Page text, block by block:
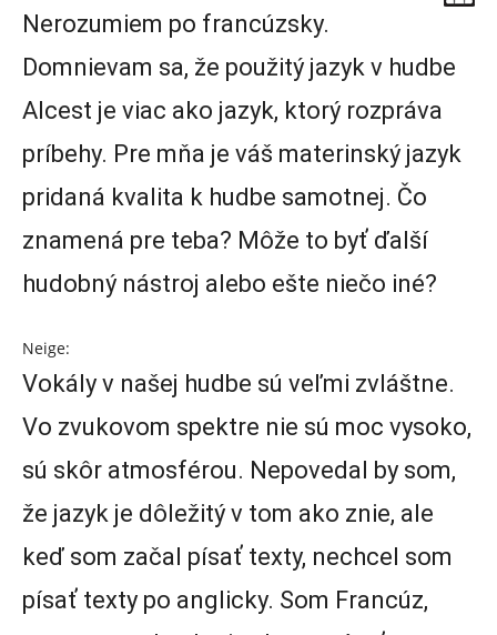
Nerozumiem po francúzsky.
Domnievam sa, že použitý jazyk v hudbe
Alcest je viac ako jazyk, ktorý rozpráva
príbehy. Pre mňa je váš materinský jazyk
pridaná kvalita k hudbe samotnej. Čo
znamená pre teba? Môže to byť ďalší
hudobný nástroj alebo ešte niečo iné?
Neige:
Vokály v našej hudbe sú veľmi zvláštne.
Vo zvukovom spektre nie sú moc vysoko,
sú skôr atmosférou. Nepovedal by som,
že jazyk je dôležitý v tom ako znie, ale
keď som začal písať texty, nechcel som
písať texty po anglicky. Som Francúz,